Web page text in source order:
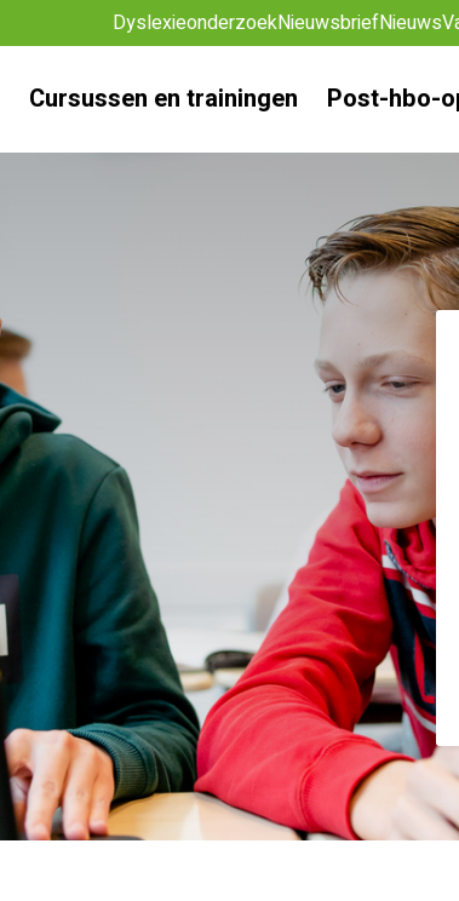
DyslexieonderzoekNieuwsbriefNieuws
Cursussen en trainingen Post-hbo-